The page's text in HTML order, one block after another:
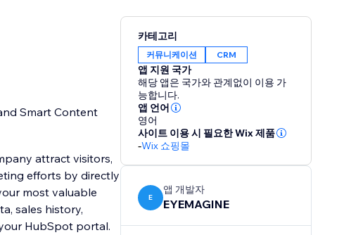
Smart Content
attract visitors,
efforts by directly
most valuable
HubSpot portal.
카테고리
커뮤니케이션 CRM
앱 지원 국가
해당 앱은 국가와 관계없이 이용 가
능합니다.
앱 언어
영어
사이트 이용 시 필요한 Wix 제품
-Wix 쇼핑몰
E
앱 개발자
EYEMAGINE